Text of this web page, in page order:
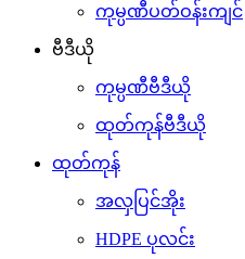
ကုမ္ပဏီပတ်ဝန်းကျင်
ဗီဒီယို
ကုမ္ပဏီဗီဒီယို
ထုတ်ကုန်ဗီဒီယို
ထုတ်ကုန်
အလှပြင်အိုး
HDPE ပုလင်း